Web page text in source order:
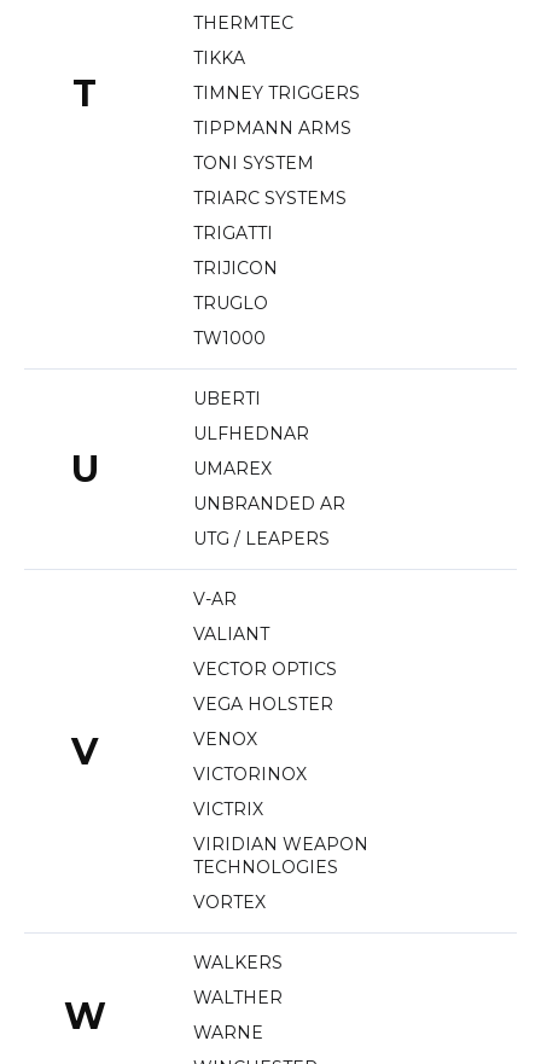
T
THERMTEC
TIKKA
TIMNEY TRIGGERS
TIPPMANN ARMS
TONI SYSTEM
TRIARC SYSTEMS
TRIGATTI
TRIJICON
TRUGLO
TW1000
U
UBERTI
ULFHEDNAR
UMAREX
UNBRANDED AR
UTG / LEAPERS
V
V-AR
VALIANT
VECTOR OPTICS
VEGA HOLSTER
VENOX
VICTORINOX
VICTRIX
VIRIDIAN WEAPON
TECHNOLOGIES
VORTEX
W
WALKERS
WALTHER
WARNE